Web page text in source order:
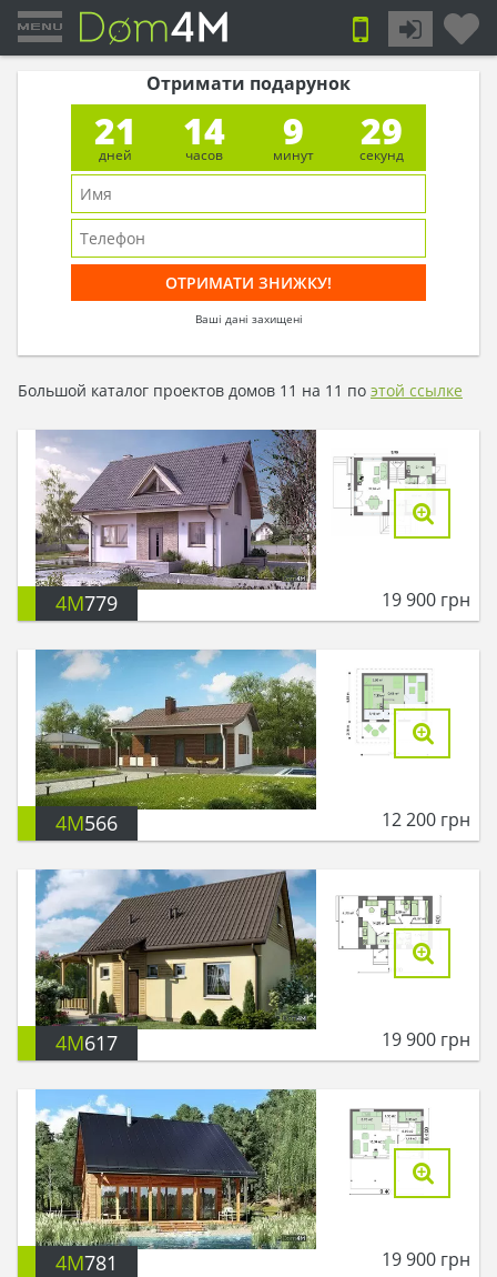
Отримати подарунок
21
дней
14
часов
9
минут
28
секунд
Ваші дані захищені
Большой каталог проектов домов 11 на 11 по этой ссылке
4M779 19 900 грн
4M566 12 200 грн
4M617 19 900 грн
4M781 19 900 грн